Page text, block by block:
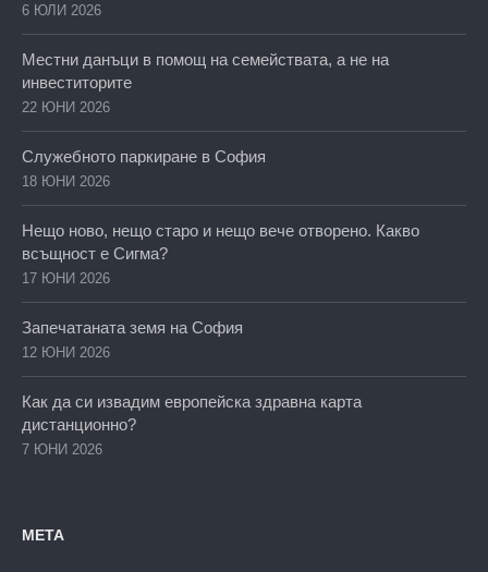
6 ЮЛИ 2026
Местни данъци в помощ на семействата, а не на
инвеститорите
22 ЮНИ 2026
Служебното паркиране в София
18 ЮНИ 2026
Нещо ново, нещо старо и нещо вече отворено. Какво
всъщност е Сигма?
17 ЮНИ 2026
Запечатаната земя на София
12 ЮНИ 2026
Как да си извадим европейска здравна карта
дистанционно?
7 ЮНИ 2026
МЕТА